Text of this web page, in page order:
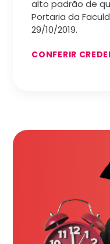
alto padrão de
Portaria da
29/10/2019.
CONFERIR